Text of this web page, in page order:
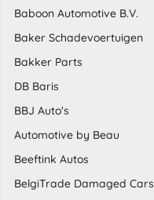
Baboon Automotive B.V.
Baker Schadevoertuigen
Bakker Parts
DB Baris
BBJ Auto's
Automotive by Beau
Beeftink Autos
BelgiTrade Damaged Cars